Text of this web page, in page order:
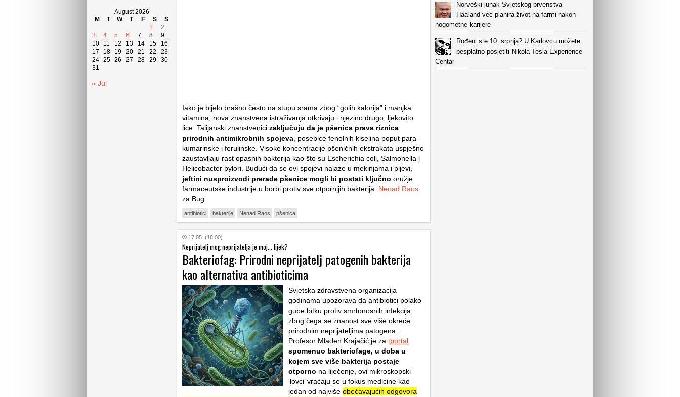
August 2026
M
T W T F S
S
1
2
3
4 5 6 7 8
9
10
11 12 13 14 15
16
17
18 19 20 21 22
23
24 25 26 27 28 29
30
31
« Jul
Iako je bijelo brašno često na stupu srama zbog “golih kalorija” i manjka
vitamina, nova znanstvena istraživanja otkrivaju i njezino drugo, ljekovito
lice. Talijanski znanstvenici zaključuju da je pšenica prava riznica
prirodnih antimikrobnih spojeva , posebice fenolnih kiselina poput para-
kumarinske i ferulinske. Visoke koncentracije pšeničnih ekstrakata uspješno
zaustavljaju rast opasnih bakterija kao što su Escherichia coli Salmonella i
Helicobacter pylori . Budući da se ovi spojevi nalaze u mekinjama i pljevi,
jeftini nusproizvodi prerade pšenice mogli bi postati ključno oružje
farmaceutske industrije u borbi protiv sve otpornijih bakterija. Nenad Raos
za Bug
antibiotici bakterije Nenad Raos pšenica
17.05. (18:00)
Neprijatelj mog neprijatelja je moj... lijek?
Bakteriofag: Prirodni neprijatelj patogenih bakterija
kao alternativa antibioticima
Svjetska zdravstvena organizacija
godinama upozorava da antibiotici polako
gube bitku protiv smrtonosnih infekcija,
zbog čega se znanost sve više okreće
prirodnim neprijateljima patogena.
Profesor Mladen Krajačić je za tportal
spomenuo bakteriofage, u doba u
kojem sve više bakterija postaje
otporno na liječenje, ovi mikroskopski
‘lovci’ vraćaju se u fokus medicine kao
jedan od najviše obećavajućih odgovora
Norveški junak Svjetskog prvenstva
Haaland već planira život na farmi nakon
nogometne karijere
Rođeni ste 10. srpnja? U Karlovcu možete
besplatno posjetiti Nikola Tesla Experience
Centar